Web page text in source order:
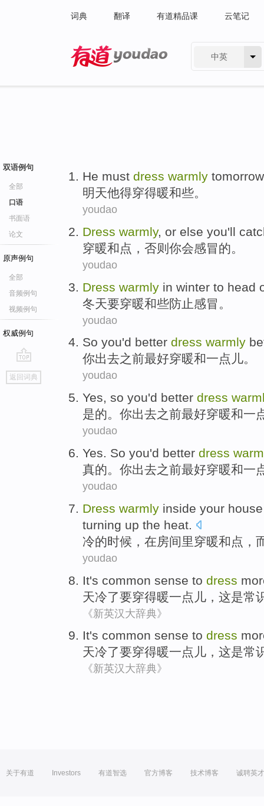
词典 翻译 有道精品课 云笔记
中英
双语例句
全部
口语
书面语
论文
原声例句
全部
音频例句
视频例句
权威例句
go
top
返回词典
He must dress warmly tomorrow
明天他得穿得暖和些。
youdao
Dress warmly, or else you'll
穿暖和点 ， 否则 你会感冒的。
youdao
Dress warmly in winter to head
冬天要穿暖和些防止感冒 。
youdao
So you'd better dress warmly
你出去之前最好穿暖和一点儿。
youdao
Yes, so you'd better dress
是的。 你出去之前最好穿暖和一
youdao
Yes. So you'd better dress
真的。 你出去之前最好穿暖和一
youdao
Dress warmly inside your house
turning up the heat.
冷的时候 ，在房间里穿暖和 点，
youdao
It's common sense to dress
天冷了要穿得暖一点儿 ， 这是常
《新英汉大辞典》
It's common sense to dress
天冷了要穿得暖一点儿 ， 这是常
《新英汉大辞典》
关于有道 Investors 有道智选 官方博客 技术博客 诚聘英才